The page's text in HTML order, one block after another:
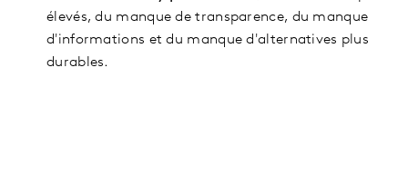
élevés, du manque de transparence, du manque
d'informations et du manque d'alternatives plus
durables.